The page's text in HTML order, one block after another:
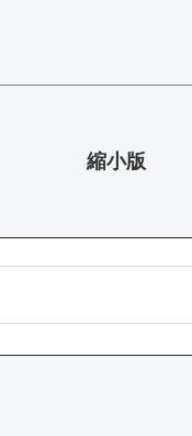
縮小版